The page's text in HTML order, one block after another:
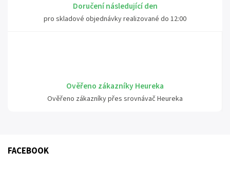
Doručení následující den
pro skladové objednávky realizované do 12:00
Ověřeno zákazníky Heureka
Ověřeno zákazníky přes srovnávač Heureka
FACEBOOK